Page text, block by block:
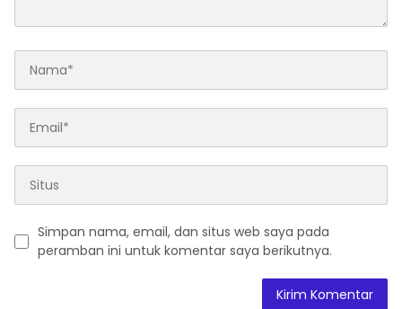
Simpan nama, email, dan situs web saya pada
peramban ini untuk komentar saya berikutnya.